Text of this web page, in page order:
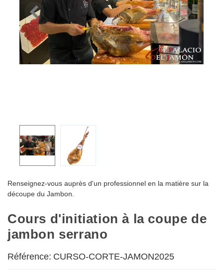
Renseignez-vous auprès d'un professionnel en la matière sur la
découpe du Jambon.
Cours d'initiation à la coupe de
jambon serrano
Référence: CURSO-CORTE-JAMON2025